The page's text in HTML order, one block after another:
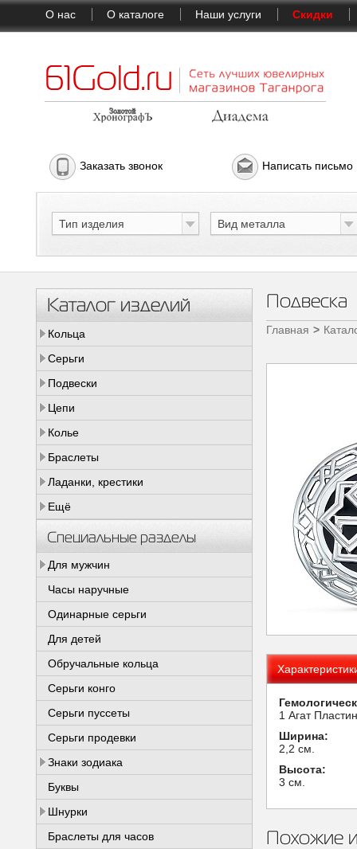
О нас О каталоге Наши услуги Скидки
Заказать звонок Написать письмо
Тип изделия Вид металла
Каталог изделий
Кольца
Серьги
Подвески
Цепи
Колье
Браслеты
Ладанки, крестики
Ещё
Специальные разделы
Для мужчин
Часы наручные
Одинарные серьги
Для детей
Обручальные кольца
Серьги конго
Серьги пуссеты
Серьги продевки
Знаки зодиака
Буквы
Шнурки
Браслеты для часов
Подвеска
Главная
1 Агат
Ширина:
2,2 см.
Высота:
3 см.
Похожие